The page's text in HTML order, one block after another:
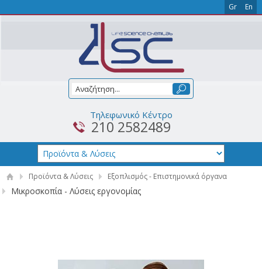
Gr En
Τηλεφωνικό Κέντρο
210 2582489
Προϊόντα & Λύσεις Εξοπλισμός - Επιστημονικά όργανα
Μικροσκοπία - Λύσεις εργονομίας